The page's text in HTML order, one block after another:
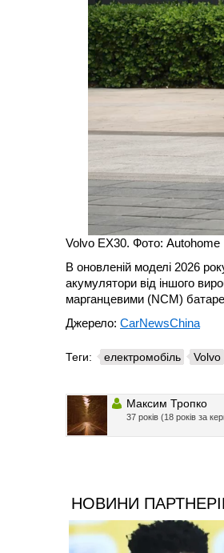
Volvo EX30. Фото: Autohome
В оновленій моделі 2026
акумулятори від іншого
марганцевими (NCM)
Джерело: CarNewsChina
Теги: електромобіль Volvo
Максим Тропко
37 років (18 років за